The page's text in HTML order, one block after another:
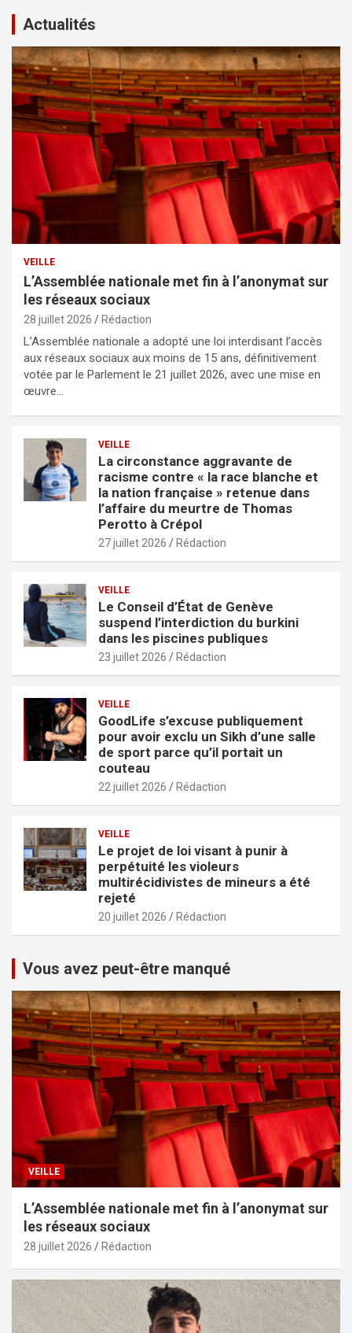
Actualités
VEILLE
L’Assemblée nationale met fin à l’anonymat sur
les réseaux sociaux
28 juillet 2026 Rédaction
L’Assemblée nationale a adopté une loi interdisant l’accès
aux réseaux sociaux aux moins de 15 ans, définitivement
votée par le Parlement le 21 juillet 2026, avec une mise en
œuvre…
VEILLE
La circonstance aggravante de
racisme contre « la race blanche et
la nation française » retenue dans
l’affaire du meurtre de Thomas
Perotto à Crépol
27 juillet 2026 Rédaction
VEILLE
Le Conseil d’État de Genève
suspend l’interdiction du burkini
dans les piscines publiques
23 juillet 2026 Rédaction
VEILLE
GoodLife s’excuse publiquement
pour avoir exclu un Sikh d’une salle
de sport parce qu’il portait un
couteau
22 juillet 2026 Rédaction
VEILLE
Le projet de loi visant à punir à
perpétuité les violeurs
multirécidivistes de mineurs a été
rejeté
20 juillet 2026 Rédaction
Vous avez peut-être manqué
VEILLE
L’Assemblée nationale met fin à l’anonymat sur
les réseaux sociaux
28 juillet 2026 Rédaction